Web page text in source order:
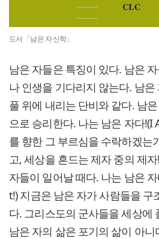
도서 「남은 자 신학」
남은 자들은 특징이 있다. 남은
나 인생을 기다리지 않는다. 남
풀 위에 내리는 단비와 같다. 남
으로 승리한다. 나는 남은 자다!(I
를 향한 그 부르심을 수락하겠는
고, 세상을 흔드는 제자 중의 제
자들이 일어날 때다. 나는 남은
t!) 지금은 남은 자가 사람들을 구
다. 그리스도의 군사들을 세상에
남은 자의 삶은 포기의 삶이 아